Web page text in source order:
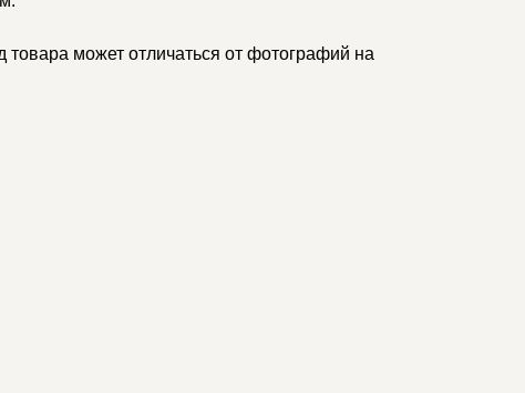
может отличаться от фотографий на